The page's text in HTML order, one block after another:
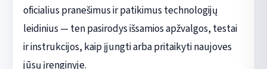
oficialius pranešimus ir patikimus technologijų
leidinius — ten pasirodys išsamios apžvalgos, testai
ir instrukcijos, kaip įjungti arba pritaikyti naujoves
jūsų įrenginyje.